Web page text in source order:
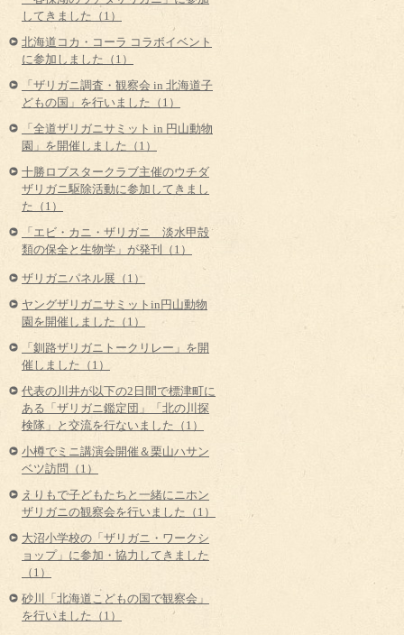
してきました（1）
北海道コカ・コーラ コラボイベント
に参加しました（1）
「ザリガニ調査・観察会 in 北海道子
どもの国」を行いました（1）
「全道ザリガニサミット in 円山動物
園」を開催しました（1）
十勝ロブスタークラブ主催のウチダ
ザリガニ駆除活動に参加してきまし
た（1）
「エビ・カニ・ザリガニ 淡水甲殻
類の保全と生物学」が発刊（1）
ザリガニパネル展（1）
ヤングザリガニサミットin円山動物
園を開催しました（1）
「釧路ザリガニトークリレー」を開
催しました（1）
代表の川井が以下の2日間で標津町に
ある「ザリガニ鑑定団」「北の川探
検隊」と交流を行ないました（1）
小樽でミニ講演会開催＆栗山ハサン
ベツ訪問（1）
えりもで子どもたちと一緒にニホン
ザリガニの観察会を行いました（1）
大沼小学校の「ザリガニ・ワークシ
ョップ」に参加・協力してきました
（1）
砂川「北海道こどもの国で観察会」
を行いました（1）